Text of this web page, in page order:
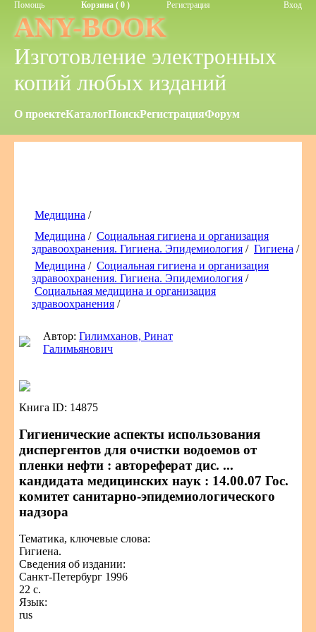
Помощь Корзина ( 0 ) Регистрация Вход
ANY-BOOK
Изготовление электронных
копий любых изданий
О проектеКаталогПоискРегистрацияФорум
Медицина /
Медицина / Социальная гигиена и организация
здравоохранения. Гигиена. Эпидемиология / Гигиена /
Медицина / Социальная гигиена и организация
здравоохранения. Гигиена. Эпидемиология /
Социальная медицина и организация
здравоохранения /
Автор:Гилимханов, Ринат
Галимьянович
Книга ID: 14875
Гигиенические аспекты использования
диспергентов для очистки водоемов от
пленки нефти : автореферат дис. ...
кандидата медицинских наук : 14.00.07 Гос.
комитет санитарно-эпидемиологического
надзора
Тематика, ключевые слова:
Гигиена.
Сведения об издании:
Санкт-Петербург 1996
22 с.
Язык:
rus